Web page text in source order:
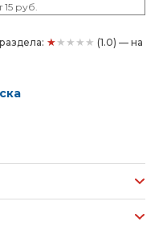
15 руб.
★★★★★ (1.0) — на